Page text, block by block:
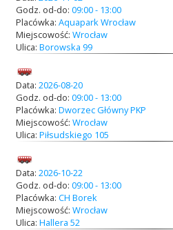
Godz. od-do: 09:00 - 13:00
Placówka: Aquapark Wrocław
Miejscowość: Wrocław
Ulica: Borowska 99
Data: 2026-08-20
Godz. od-do: 09:00 - 13:00
Placówka: Dworzec Główny PKP
Miejscowość: Wrocław
Ulica: Piłsudskiego 105
Data: 2026-10-22
Godz. od-do: 09:00 - 13:00
Placówka: CH Borek
Miejscowość: Wrocław
Ulica: Hallera 52